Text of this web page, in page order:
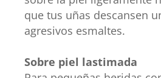
que tus uñas descansen
agresivos esmaltes.
Sobre piel lastimada